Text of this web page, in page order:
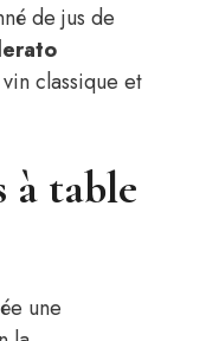
de jus de
classique et
à table
une